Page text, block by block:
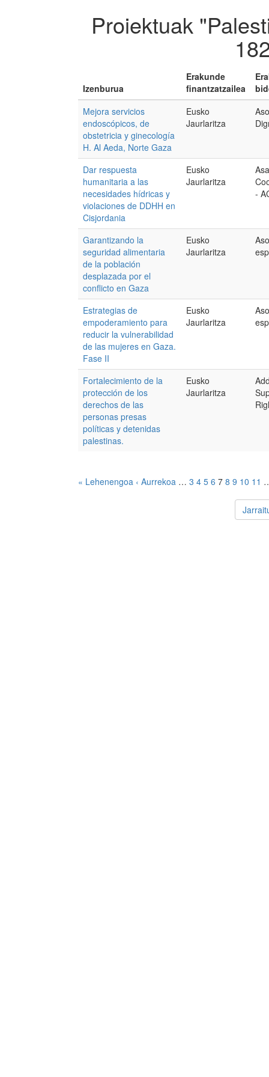
Proiektuak
Izenburua
Erakunde
finantzatzailea
Mejora servicios
endoscópicos, de
obstetricia y ginecología
H. Al Aeda, Norte Gaza
Eusko
Jaurlaritza
Dar respuesta
humanitaria a las
necesidades hídricas y
violaciones de DDHH en
Cisjordania
Eusko
Jaurlaritza
-
Garantizando la
seguridad alimentaria
de la población
desplazada por el
conflicto en Gaza
Eusko
Jaurlaritza
Estrategias de
empoderamiento para
reducir la vulnerabilidad
de las mujeres en Gaza.
Fase II
Eusko
Jaurlaritza
Fortalecimiento de la
protección de los
derechos de las
personas presas
políticas y detenidas
palestinas.
Eusko
Jaurlaritza
« Lehenengoa ‹ Aurrekoa … 3 4 5 6 7 8 9 10 11